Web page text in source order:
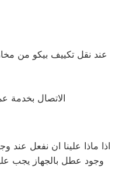
عند نقل تكييف بيكو من
الاتصال بخدمة
اذا ماذا علينا ان نفعل
وجود عطل بالجهاز يجب